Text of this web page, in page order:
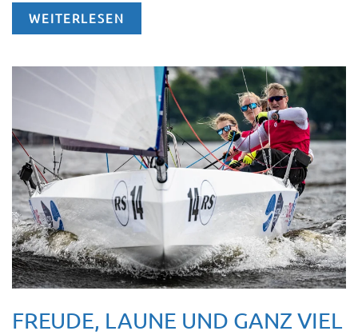
WEITERLESEN
FREUDE, LAUNE UND GANZ VIEL